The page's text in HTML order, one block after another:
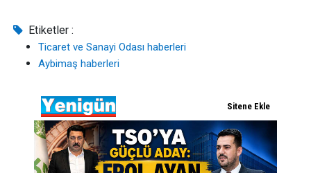
Etiketler :
Ticaret ve Sanayi Odası haberleri
Aybimaş haberleri